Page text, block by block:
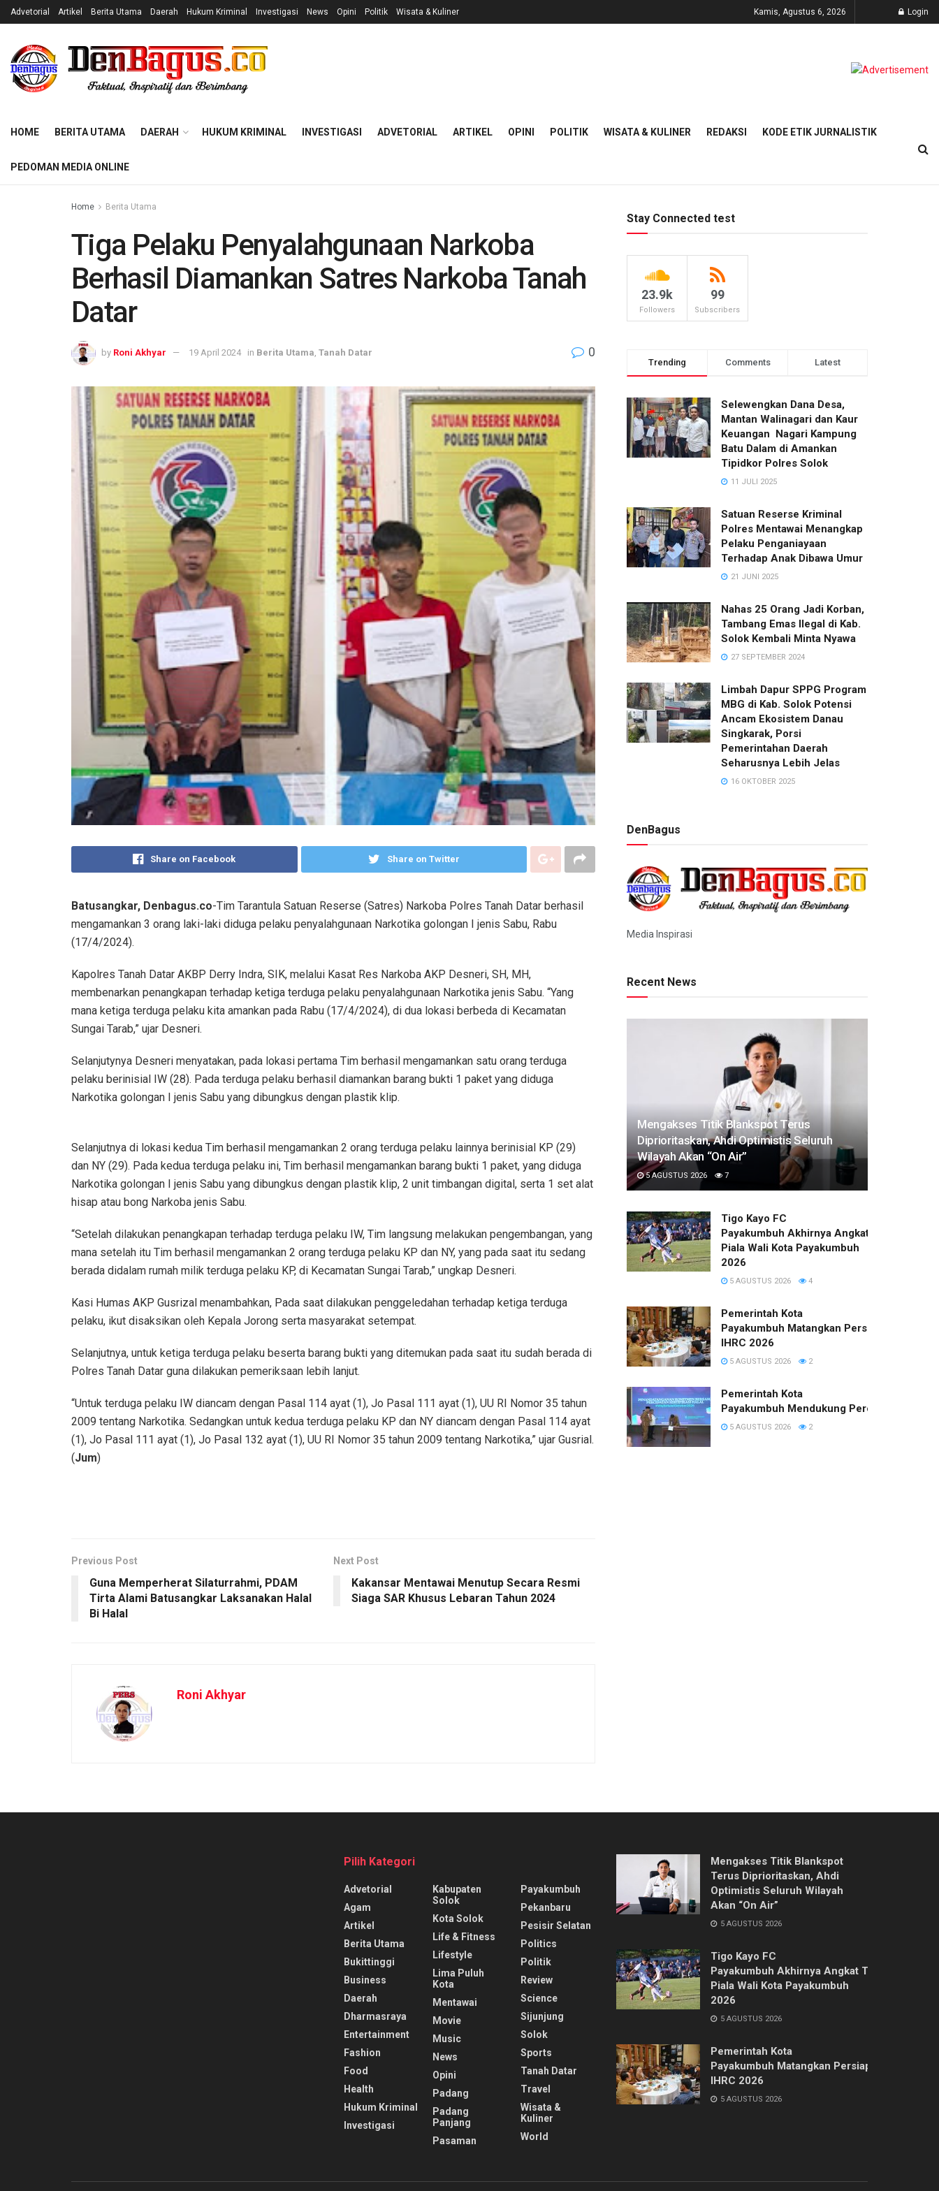
Advetorial Artikel Berita Utama Daerah Hukum Kriminal Investigasi News Opini Politik Wisata & Kuliner Kamis, Agustus 6, 2026 Login
HOME BERITA UTAMA DAERAH HUKUM KRIMINAL INVESTIGASI ADVETORIAL ARTIKEL OPINI POLITIK WISATA & KULINER REDAKSI KODE ETIK JURNALISTIK
PEDOMAN MEDIA ONLINE
Home Berita Utama
Tiga Pelaku Penyalahgunaan Narkoba
Berhasil Diamankan Satres Narkoba Tanah
Datar
by Roni Akhyar 19 April 2024 in Berita Utama Tanah Datar 0
Share on Facebook Share on Twitter
Batusangkar, Denbagus.co-Tim Tarantula Satuan Reserse (Satres) Narkoba Polres Tanah Datar berhasil
mengamankan 3 orang laki-laki diduga pelaku penyalahgunaan Narkotika golongan I jenis Sabu, Rabu
(17/4/2024).
Kapolres Tanah Datar AKBP Derry Indra, SIK, melalui Kasat Res Narkoba AKP Desneri, SH, MH,
membenarkan penangkapan terhadap ketiga terduga pelaku penyalahgunaan Narkotika jenis Sabu. “Yang
mana ketiga terduga pelaku kita amankan pada Rabu (17/4/2024), di dua lokasi berbeda di Kecamatan
Sungai Tarab,” ujar Desneri.
Selanjutynya Desneri menyatakan, pada lokasi pertama Tim berhasil mengamankan satu orang terduga
pelaku berinisial IW (28). Pada terduga pelaku berhasil diamankan barang bukti 1 paket yang diduga
Narkotika golongan I jenis Sabu yang dibungkus dengan plastik klip.
Selanjutnya di lokasi kedua Tim berhasil mengamankan 2 orang terduga pelaku lainnya berinisial KP (29)
dan NY (29). Pada kedua terduga pelaku ini, Tim berhasil mengamankan barang bukti 1 paket, yang diduga
Narkotika golongan I jenis Sabu yang dibungkus dengan plastik klip, 2 unit timbangan digital, serta 1 set alat
hisap atau bong Narkoba jenis Sabu.
“Setelah dilakukan penangkapan terhadap terduga pelaku IW, Tim langsung melakukan pengembangan, yang
mana setelah itu Tim berhasil mengamankan 2 orang terduga pelaku KP dan NY, yang pada saat itu sedang
berada didalam rumah milik terduga pelaku KP, di Kecamatan Sungai Tarab,” ungkap Desneri.
Kasi Humas AKP Gusrizal menambahkan, Pada saat dilakukan penggeledahan terhadap ketiga terduga
pelaku, ikut disaksikan oleh Kepala Jorong serta masyarakat setempat.
Selanjutnya, untuk ketiga terduga pelaku beserta barang bukti yang ditemukan pada saat itu sudah berada di
Polres Tanah Datar guna dilakukan pemeriksaan lebih lanjut.
“Untuk terduga pelaku IW diancam dengan Pasal 114 ayat (1), Jo Pasal 111 ayat (1), UU RI Nomor 35 tahun
2009 tentang Narkotika. Sedangkan untuk kedua terduga pelaku KP dan NY diancam dengan Pasal 114 ayat
(1), Jo Pasal 111 ayat (1), Jo Pasal 132 ayat (1), UU RI Nomor 35 tahun 2009 tentang Narkotika,” ujar Gusrial.
(Jum)
Previous Post
Guna Memperherat Silaturrahmi, PDAM
Tirta Alami Batusangkar Laksanakan Halal
Bi Halal
Next Post
Kakansar Mentawai Menutup Secara Resmi
Siaga SAR Khusus Lebaran Tahun 2024
Roni Akhyar
Stay Connected test
23.9k
Followers
99
Subscribers
Trending Comments Latest
Selewengkan Dana Desa,
Mantan Walinagari dan Kaur
Keuangan Nagari Kampung
Batu Dalam di Amankan
Tipidkor Polres Solok
11 JULI 2025
Satuan Reserse Kriminal
Polres Mentawai Menangkap
Pelaku Penganiayaan
Terhadap Anak Dibawa Umur
21 JUNI 2025
Nahas 25 Orang Jadi Korban,
Tambang Emas Ilegal di Kab.
Solok Kembali Minta Nyawa
27 SEPTEMBER 2024
Limbah Dapur SPPG Program
MBG di Kab. Solok Potensi
Ancam Ekosistem Danau
Singkarak, Porsi
Pemerintahan Daerah
Seharusnya Lebih Jelas
16 OKTOBER 2025
DenBagus
Media Inspirasi
Recent News
Mengakses Titik Blankspot Terus
Diprioritaskan, Ahdi Optimistis Seluruh
Wilayah Akan “On Air”
5 AGUSTUS 2026 7
Tigo Kayo FC
Payakumbuh Akhirnya Angkat Trofi
Piala Wali Kota Payakumbuh
2026
5 AGUSTUS 2026 4
Pemerintah Kota
Payakumbuh Matangkan Persiapan
IHRC 2026
5 AGUSTUS 2026 2
Pemerintah Kota
Payakumbuh Mendukung Percepatan
5 AGUSTUS 2026 2
Pilih Kategori
Advetorial
Agam
Artikel
Berita Utama
Bukittinggi
Business
Daerah
Dharmasraya
Entertainment
Fashion
Food
Health
Hukum Kriminal
Investigasi
Kabupaten
Solok
Kota Solok
Life & Fitness
Lifestyle
Lima Puluh
Kota
Mentawai
Movie
Music
News
Opini
Padang
Padang
Panjang
Pasaman
Payakumbuh
Pekanbaru
Pesisir Selatan
Politics
Politik
Review
Science
Sijunjung
Solok
Sports
Tanah Datar
Travel
Wisata &
Kuliner
World
Mengakses Titik Blankspot
Terus Diprioritaskan, Ahdi
Optimistis Seluruh Wilayah
Akan “On Air”
5 AGUSTUS 2026
Tigo Kayo FC
Payakumbuh Akhirnya Angkat Trofi
Piala Wali Kota Payakumbuh
2026
5 AGUSTUS 2026
Pemerintah Kota
Payakumbuh Matangkan Persiapan
IHRC 2026
5 AGUSTUS 2026